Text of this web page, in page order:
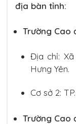
địa bàn tỉnh:
Trường Cao
Địa chỉ: Xã
Hưng Yên.
Cơ sở 2:
Trường Cao